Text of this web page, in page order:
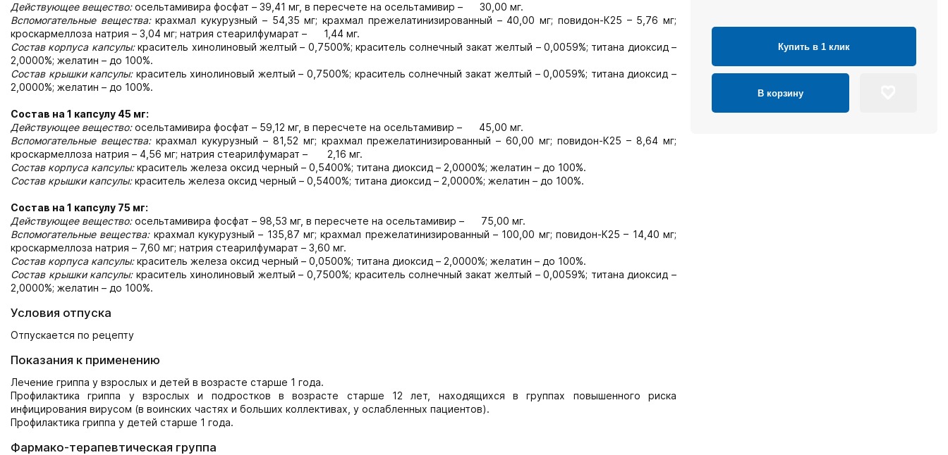
Действующее вещество:осельтамивира фосфат – 39,41 мг, в пересчете на осельтамивир – 30,00 мг.
Вспомогательные вещества:крахмал кукурузный – 54,35 мг; крахмал прежелатинизированный – 40,00 мг; повидон-К25 – 5,76 мг;
кроскармеллоза натрия – 3,04 мг; натрия стеарилфумарат – 1,44 мг.
Состав корпуса капсулы:краситель хинолиновый желтый – 0,7500%; краситель солнечный закат желтый – 0,0059%; титана диоксид –
2,0000%; желатин – до 100%.
Состав крышки капсулы:краситель хинолиновый желтый – 0,7500%; краситель солнечный закат желтый – 0,0059%; титана диоксид –
2,0000%; желатин – до 100%.
Состав на 1 капсулу 45 мг:
Действующее вещество:осельтамивира фосфат – 59,12 мг, в пересчете на осельтамивир – 45,00 мг.
Вспомогательные вещества:крахмал кукурузный – 81,52 мг; крахмал прежелатинизированный – 60,00 мг; повидон-К25 – 8,64 мг;
кроскармеллоза натрия – 4,56 мг; натрия стеарилфумарат – 2,16 мг.
Состав корпуса капсулы:краситель железа оксид черный – 0,5400%; титана диоксид – 2,0000%; желатин – до 100%.
Состав крышки капсулы:краситель железа оксид черный – 0,5400%; титана диоксид – 2,0000%; желатин – до 100%.
Состав на 1 капсулу 75 мг:
Действующее вещество:осельтамивира фосфат – 98,53 мг, в пересчете на осельтамивир – 75,00 мг.
Вспомогательные вещества:крахмал кукурузный – 135,87 мг; крахмал прежелатинизированный – 100,00 мг; повидон-К25 – 14,40 мг;
кроскармеллоза натрия – 7,60 мг; натрия стеарилфумарат – 3,60 мг.
Состав корпуса капсулы:краситель железа оксид черный – 0,0500%; титана диоксид – 2,0000%; желатин – до 100%.
Состав крышки капсулы:краситель хинолиновый желтый – 0,7500%; краситель солнечный закат желтый – 0,0059%; титана диоксид –
2,0000%; желатин – до 100%.
Условия отпуска
Отпускается по рецепту
Показания к применению
Лечение гриппа у взрослых и детей в возрасте старше 1 года.
Профилактика гриппа у взрослых и подростков в возрасте старше 12 лет, находящихся в группах повышенного риска
инфицирования вирусом (в воинских частях и больших коллективах, у ослабленных пациентов).
Профилактика гриппа у детей старше 1 года.
Фармако-терапевтическая группа
Купить в 1 клик
В корзину